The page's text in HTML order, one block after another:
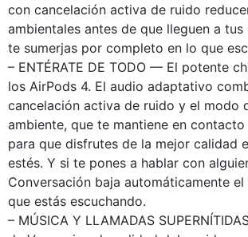
con cancelación activa de ruido
ambientales antes de que lleguen a
te sumerjas por completo en lo que
– ENTÉRATE DE TODO — El potente
los AirPods 4. El audio adaptativo
cancelación activa de ruido y el modo
ambiente, que te mantiene en
para que disfrutes de la mejor calidad
estés. Y si te pones a hablar con
Conversación baja automáticamente
que estás escuchando.
– MÚSICA Y LLAMADAS